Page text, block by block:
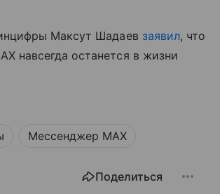
Максут Шадаев заявил, что
навсегда останется в жизни
Мессенджер MAX
Поделиться